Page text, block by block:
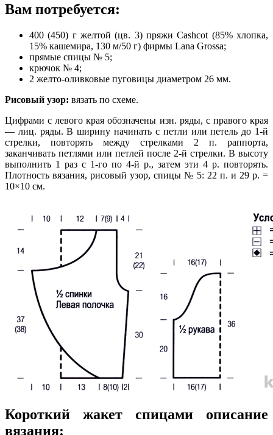
Вам потребуется:
400 (450) г желтой (цв. 3) пряжи Cashcot (85% хлопка,
15% кашемира, 130 м/50 г) фирмы Lana Grоssа;
прямые спицы № 5;
крючок № 4;
2 желто-оливковые пуговицы диаметром 26 мм.
Рисовый узор: вязать по схеме.
Цифрами с левого края обозначены изн. ряды, с правого края
— лиц. ряды. В ширину начинать с петли или петель до 1-й
стрелки, повторять между стрелками 2 п. раппорта,
заканчивать петлями или петлей после 2-й стрелки. В высоту
выполнить 1 раз с 1-го по 4-й р., затем эти 4 р. повторять.
Плотность вязания, рисовый узор, спицы № 5: 22 п. и 29 р. =
10×10 см.
Короткий жакет спицами описание
вязания: